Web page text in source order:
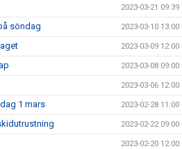
2023-03-21 09:39
söndag 2023-03-10 13:00
2023-03-09 12:00
2023-03-08 09:00
2023-03-06 12:00
1 mars 2023-02-28 11:00
2023-02-22 09:00
2023-02-20 12:00